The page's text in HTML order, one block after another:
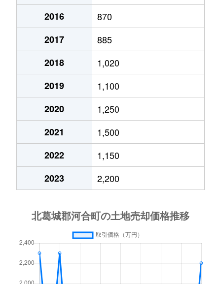
2016
870
2017
885
2018
1,020
2019
1,100
2020
1,250
2021
1,500
2022
1,150
2023
2,200